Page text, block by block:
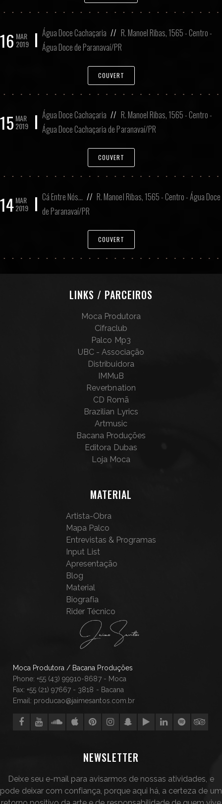
16 MAR
2019
Água Doce Cachaçaria // R. Manoel Ribas, 1565 - Centro -
Água Doce de Paranavaí/PR
COUVERT
15 MAR
2019
Água Doce Cachaçaria // R. Manoel Ribas, 1565 - Centro -
Água Doce Cachaçaria de Paranavaí/PR
COUVERT
14MAR
2019
Cá Entre Nós… // R. Manoel Ribas, 1565 - Centro - Água Doce
de Paranavaí/PR
COUVERT
LINKS / PARCEIROS
Moca Produtora
Cifraclub
Palco Mp3
UBC - Associação
Distribuidora
IMMuB
Reverbnation
CD Romã
Brazilian Lyrics
Artmusic
Bacana Produções
Editora Dubas
Loja Moca
MATERIAL
Artista-Obra
Mapa Palco
Entrevistas & Programas
Input List
Apresentação
Blog
Material
Biografia
Rider Técnico
Moca Produtora / Bacana Produções
Phone: +55 (43) 99910-8687 - Moca
Fax: +55 (21) 97667 - 3818 - Bacana
Email: producao@jaimesantos.com.br
NEWSLETTER
Deixe seu e-mail para avisarmos de nossas atividades, e
pode deixar com confiança, porque aqui há, a certeza de um